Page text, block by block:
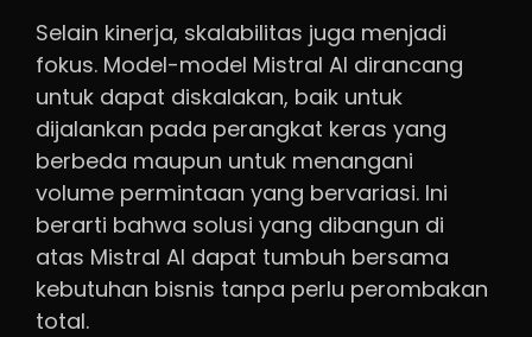
Selain kinerja, skalabilitas juga menjadi
fokus. Model-model Mistral AI dirancang
untuk dapat diskalakan, baik untuk
dijalankan pada perangkat keras yang
berbeda maupun untuk menangani
volume permintaan yang bervariasi. Ini
berarti bahwa solusi yang dibangun di
atas Mistral AI dapat tumbuh bersama
kebutuhan bisnis tanpa perlu perombakan
total.